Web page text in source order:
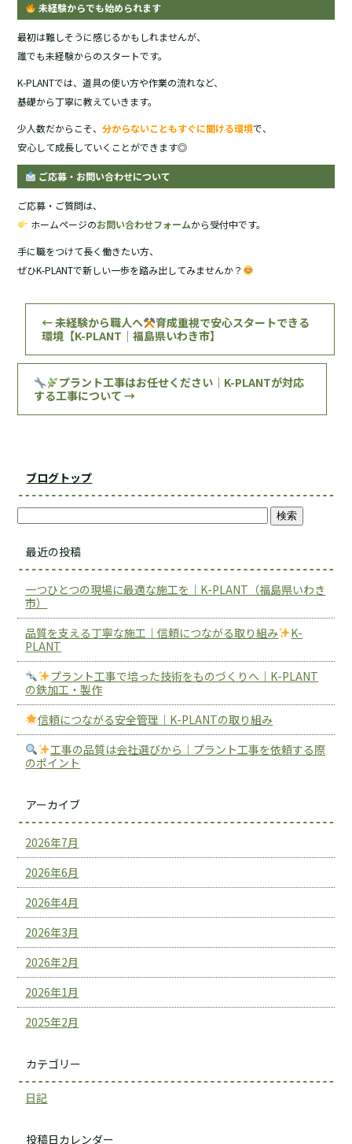
未経験からでも始められます
最初は難しそうに感じるかもしれませんが、
誰でも未経験からのスタートです。
K-PLANTでは、道具の使い方や作業の流れなど、
基礎から丁寧に教えていきます。
少人数だからこそ、分からないこともすぐに聞ける環境で、
安心して成長していくことができます◎
ご応募・お問い合わせについて
ご応募・ご質問は、
ホームページのお問い合わせフォームから受付中です。
手に職をつけて長く働きたい方、
ぜひK-PLANTで新しい一歩を踏み出してみませんか？
←未経験から職人へ
育成重視で安心スタートできる
環境【K-PLANT｜福島県いわき市】
プラント工事はお任せください｜K-PLANTが対応
する工事について→
ブログトップ
最近の投稿
一つひとつの現場に最適な施工を｜K-PLANT（福島県いわき
市）
品質を支える丁寧な施工｜信頼につながる取り組み
K-
PLANT
プラント工事で培った技術をものづくりへ｜K-PLANT
の鉄加工・製作
信頼につながる安全管理｜K-PLANTの取り組み
工事の品質は会社選びから｜プラント工事を依頼する際
のポイント
アーカイブ
2026年7月
2026年6月
2026年4月
2026年3月
2026年2月
2026年1月
2025年2月
カテゴリー
日記
投稿日カレンダー